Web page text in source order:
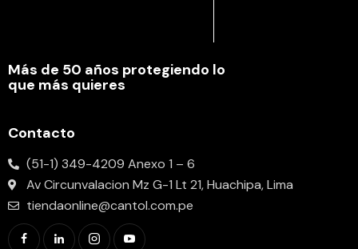
Más de 50 años protegiendo lo
que más quieres
Contacto
(51-1) 349-4209 Anexo 1 – 6
Av Circunvalacion Mz G-1 Lt 21, Huachipa, Lima
tiendaonline@cantol.com.pe